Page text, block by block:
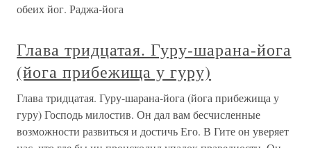
обеих йог. Раджа-йога
Глава тридцатая. Гуру-шарана-йога
(йога прибежища у гуру)
Глава тридцатая. Гуру-шарана-йога (йога прибежища у
гуру) Господь милостив. Он дал вам бесчисленные
возможности развиться и достичь Его. В Гите он уверяет